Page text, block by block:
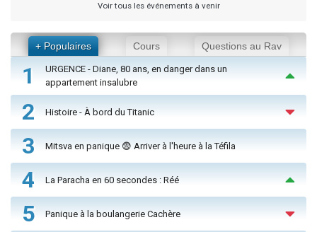
Voir tous les événements à venir
+ Populaires Cours Questions au Rav
1
URGENCE - Diane, 80 ans, en danger dans un
appartement insalubre
2 Histoire - À bord du Titanic
3 Mitsva en panique 😨 Arriver à l'heure à la Téfila
4 La Paracha en 60 secondes : Réé
5 Panique à la boulangerie Cachère